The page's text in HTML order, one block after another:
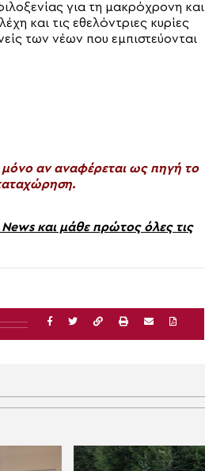
για τη μακρόχρονη και
και τις εθελόντριες κυρίες
των νέων που εμπιστεύονται
αν αναφέρεται ως πηγή το
και μάθε πρώτος όλες τις